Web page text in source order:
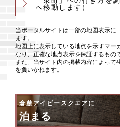
へ移動します）
当ポータルサイトは一部の地図表示に
ます。
地図上に表示している地点を示すマー
なり、正確な地点表示を保証するもの
また、当サイト内の掲載内容によって
を負いかねます。
倉敷アイビースクエアに
泊まる